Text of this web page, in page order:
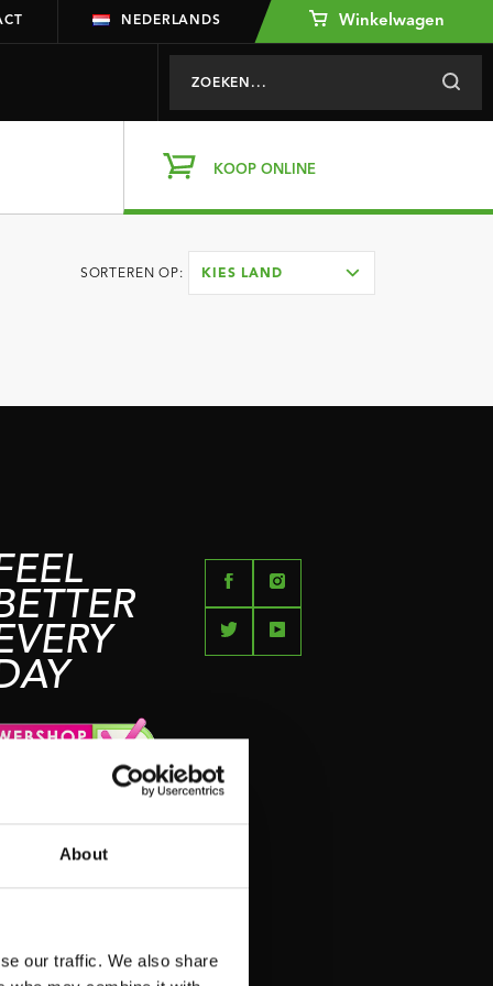
About
our traffic. We also share
NEDERLANDS Winkelwagen
KOOP ONLINE
SORTEREN OP: KIES LAND